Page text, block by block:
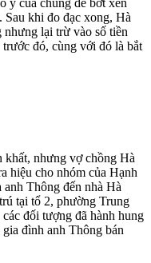
Sau khi đo đạc xong, Hà
nhưng lại trừ vào số tiền
đó, cùng với đó là bắt
khất, nhưng vợ chồng Hà
hiệu cho nhóm của Hạnh
Thông đến nhà Hà
tại tổ 2, phường Trung
đối tượng đã hành hung
đình anh Thông bán